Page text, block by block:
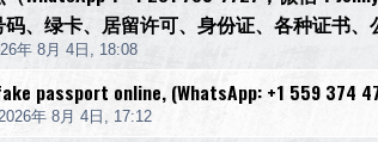
、绿卡、居留许可、身份证、各种证书
年 8月 4日, 18:08
passport online, (WhatsApp: +1 559 374
2026年 8月 4日, 17:12